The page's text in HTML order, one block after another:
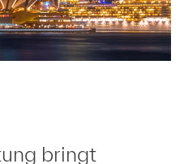
bringt